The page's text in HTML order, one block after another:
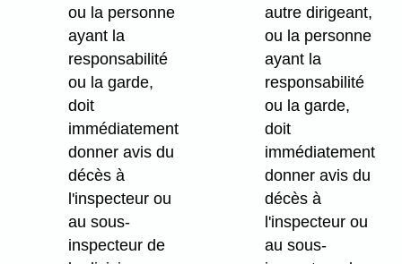
ou la personne
ayant la
responsabilité
ou la garde,
doit
immédiatement
donner avis du
décès à
l'inspecteur ou
au sous-
inspecteur de
autre dirigeant,
ou la personne
ayant la
responsabilité
ou la garde,
doit
immédiatement
donner avis du
décès à
l'inspecteur ou
au sous-